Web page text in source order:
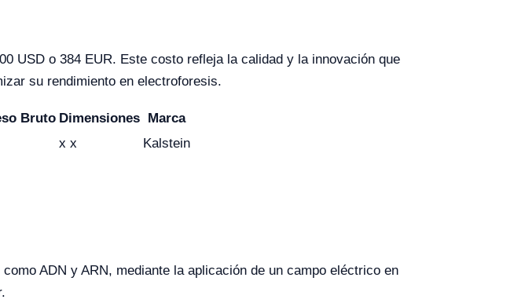
USD o 384 EUR. Este costo refleja la calidad y la innovación que
su rendimiento en electroforesis.
Bruto Dimensiones Marca
x x Kalstein
ADN y ARN, mediante la aplicación de un campo eléctrico en